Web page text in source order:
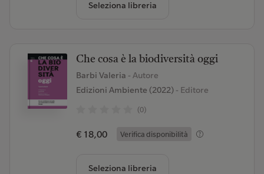
Seleziona libreria
Che cosa è la biodiversità oggi
Barbi Valeria - Autore
Edizioni Ambiente (2022)- Editore
(0)
€ 18,00 Verifica disponibilità
Seleziona libreria